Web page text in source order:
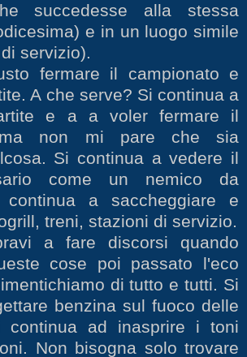
succedesse alla stessa
e in un luogo simile
servizio).
fermare il campionato e
A che serve? Si continua a
e a a voler fermare il
ma non mi pare che sia
Si continua a vedere il
come un nemico da
continua a saccheggiare e
treni, stazioni di servizio.
a fare discorsi quando
cose poi passato l'eco
di tutto e tutti. Si
benzina sul fuoco delle
continua ad inasprire i toni
Non bisogna solo trovare